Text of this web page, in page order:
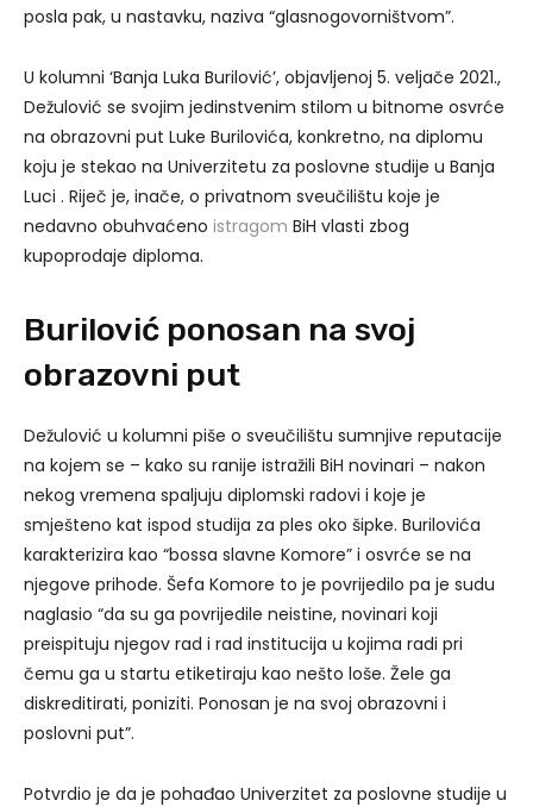
posla pak, u nastavku, naziva “glasnogovorništvom”.
U kolumni ‘Banja Luka Burilović’, objavljenoj 5. veljače 2021.,
Dežulović se svojim jedinstvenim stilom u bitnome osvrće
na obrazovni put Luke Burilovića, konkretno, na diplomu
koju je stekao na Univerzitetu za poslovne studije u Banja
Luci . Riječ je, inače, o privatnom sveučilištu koje je
nedavno obuhvaćeno istragom BiH vlasti zbog
kupoprodaje diploma.
Burilović ponosan na svoj
obrazovni put
Dežulović u kolumni piše o sveučilištu sumnjive reputacije
na kojem se – kako su ranije istražili BiH novinari – nakon
nekog vremena spaljuju diplomski radovi i koje je
smješteno kat ispod studija za ples oko šipke. Burilovića
karakterizira kao “bossa slavne Komore” i osvrće se na
njegove prihode. Šefa Komore to je povrijedilo pa je sudu
naglasio “da su ga povrijedile neistine, novinari koji
preispituju njegov rad i rad institucija u kojima radi pri
čemu ga u startu etiketiraju kao nešto loše. Žele ga
diskreditirati, poniziti. Ponosan je na svoj obrazovni i
poslovni put”.
Potvrdio je da je pohađao Univerzitet za poslovne studije u